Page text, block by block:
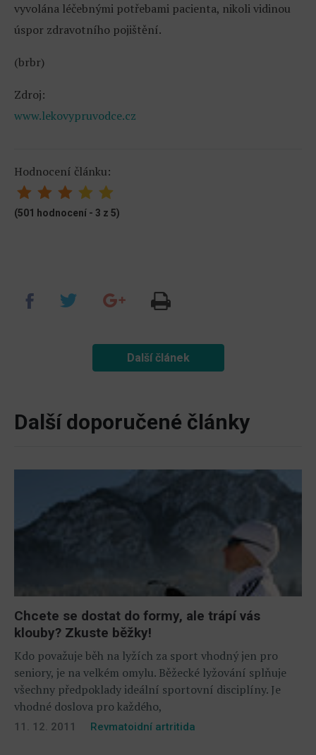
vyvolána léčebnými potřebami pacienta, nikoli vidinou
úspor zdravotního pojištění.
(brbr)
Zdroj:
www.lekovypruvodce.cz
Hodnocení článku:
(501 hodnocení - 3 z 5)
Další článek
Další doporučené články
Chcete se dostat do formy, ale trápí vás
klouby? Zkuste běžky!
Kdo považuje běh na lyžích za sport vhodný jen pro
seniory, je na velkém omylu. Běžecké lyžování splňuje
všechny předpoklady ideální sportovní disciplíny. Je
vhodné doslova pro každého,
11. 12. 2011 Revmatoidní artritida